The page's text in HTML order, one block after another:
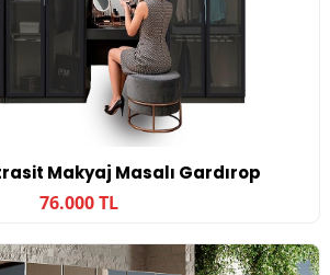
Makyaj Masalı Gardırop
76.000 TL